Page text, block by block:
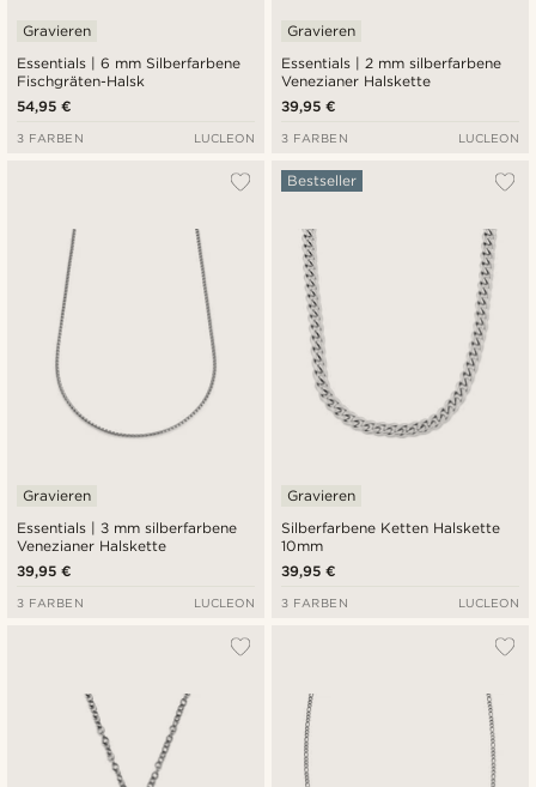
Essentials | 6 mm Silberfarbene
Fischgräten-Halsk
Gravieren
54,95 €
3 FARBEN LUCLEON
Essentials | 2 mm silberfarbene
Venezianer Halskette
Gravieren
39,95 €
3 FARBEN LUCLEON
Essentials | 3 mm silberfarbene
Venezianer Halskette
Gravieren
39,95 €
3 FARBEN LUCLEON
Silberfarbene Ketten Halskette
10mm
Bestseller
Gravieren
39,95 €
3 FARBEN LUCLEON